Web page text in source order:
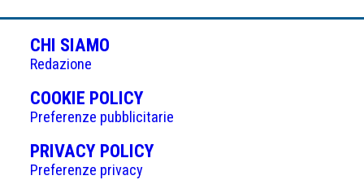
CHI SIAMO
Redazione
COOKIE POLICY(APRE
IN
UNA
NUOVA
Preferenze pubblicitarie
PRIVACY POLICY(APRE
Preferenze privacy